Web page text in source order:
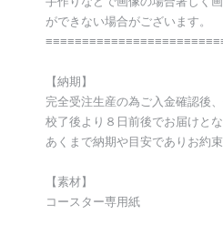
ができない場合がございます。
【納期】
完全受注生産の為ご入金確認後
校了後より８日前後でお届けとな
あくまで納期や目安でありお約
【素材】
コースター専用紙